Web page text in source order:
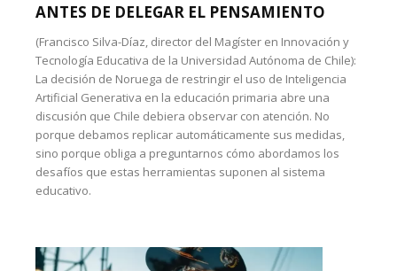
ANTES DE DELEGAR EL PENSAMIENTO
(Francisco Silva-Díaz, director del Magíster en Innovación y
Tecnología Educativa de la Universidad Autónoma de Chile):
La decisión de Noruega de restringir el uso de Inteligencia
Artificial Generativa en la educación primaria abre una
discusión que Chile debiera observar con atención. No
porque debamos replicar automáticamente sus medidas,
sino porque obliga a preguntarnos cómo abordamos los
desafíos que estas herramientas suponen al sistema
educativo.